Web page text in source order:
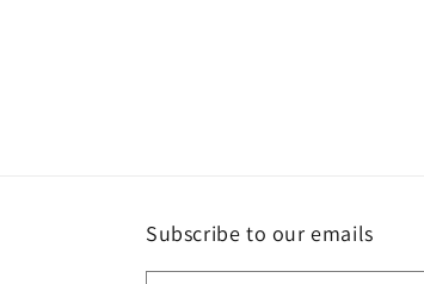
Subscribe to our emails